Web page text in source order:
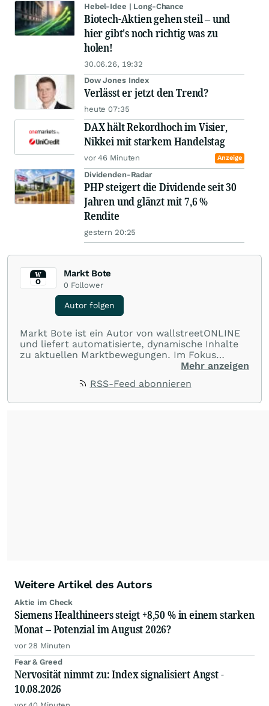
Hebel-Idee | Long-Chance
Biotech-Aktien gehen steil – und
hier gibt's noch richtig was zu
holen!
30.06.26, 19:32
Dow Jones Index
Verlässt er jetzt den Trend?
heute 07:35
DAX hält Rekordhoch im Visier,
Nikkei mit starkem Handelstag
vor 46 Minuten Anzeige
Dividenden-Radar
PHP steigert die Dividende seit 30
Jahren und glänzt mit 7,6 %
Rendite
gestern 20:25
Markt Bote
0 Follower
Autor folgen
Markt Bote ist ein Autor von wallstreetONLINE
und liefert automatisierte, dynamische Inhalte
zu aktuellen Marktbewegungen. Im Fokus
stehen Tops und Flops, Branchentrends und
Rohstoffe oder Krypto – die Beiträge sind kurz,
Mehr anzeigen
RSS-Feed abonnieren
Weitere Artikel des Autors
Aktie im Check
Siemens Healthineers steigt +8,50 % in einem starken
Monat – Potenzial im August 2026?
vor 28 Minuten
Fear & Greed
Nervosität nimmt zu: Index signalisiert Angst -
10.08.2026